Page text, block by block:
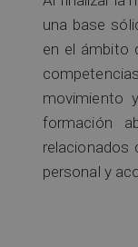
una base
en el ámbito
movimiento
formación
relacionados
personal y